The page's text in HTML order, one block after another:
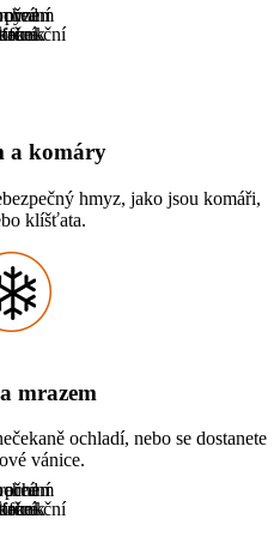
a komáry
hmyz, jako jsou komáři,
klíšťata.
mrazem
ochladí, nebo se dostanete
vánice.